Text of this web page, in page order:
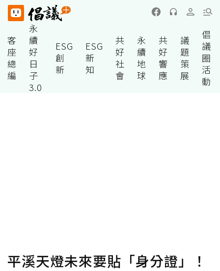
客
座
總
編
永
續
好
日
子
3.0
ESG
創
新
ESG
新
知
共
好
社
會
永
續
地
球
共
好
響
應
議
題
策
展
倡
議
圈
活
動
平溪天燈未來要貼「身分證」！